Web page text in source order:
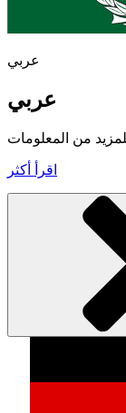
عربي
عربي
اقرأ أكثر